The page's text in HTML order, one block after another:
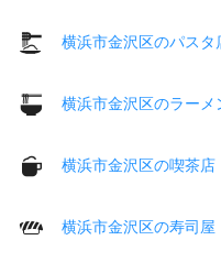
横浜市金沢区のパスタ
横浜市金沢区のラーメ
横浜市金沢区の喫茶店
横浜市金沢区の寿司屋